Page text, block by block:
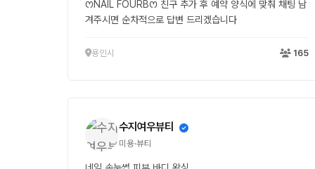
ꯁNAIL FOURBꯁ 친구 추가 후 예약 양식에 맞춰 채팅 남
겨주시면 순차적으로 답변 드리겠습니다
용인시 165
수지여우뷰티
미용·뷰티